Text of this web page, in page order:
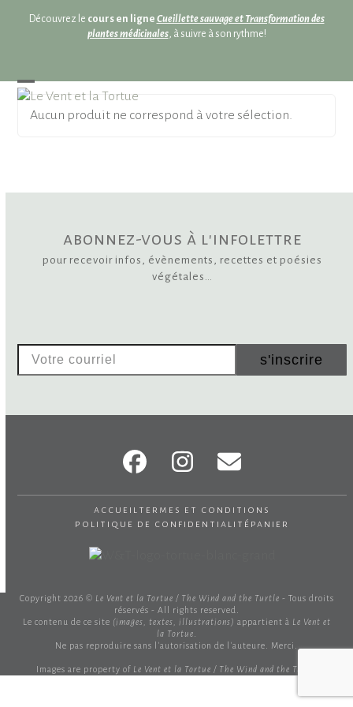
Découvrez le cours en ligne Cueillette sauvage et Transformation des
plantes médicinales, à suivre à son rythme!
Open
mobile
Close
mobile
Aucun produit ne correspond à votre sélection.
abonnez-vous à l'infolettre
pour recevoir infos, évènements, recettes et poésies
végétales…
Votre
s'inscrire
FacebookInstagram
Email
accueil termes et conditions
politique de confidentialité panier
Copyright 2026 © Le Vent et la Tortue / The Wind and the Turtle - Tous droits
réservés - All rights reserved.
Le contenu de ce site (images, textes, illustrations) appartient à Le Vent et
la Tortue
Ne pas reproduire sans l'autorisation de l'auteure. Merci.
Images are property of Le Vent et la Tortue / The Wind and the Turtle